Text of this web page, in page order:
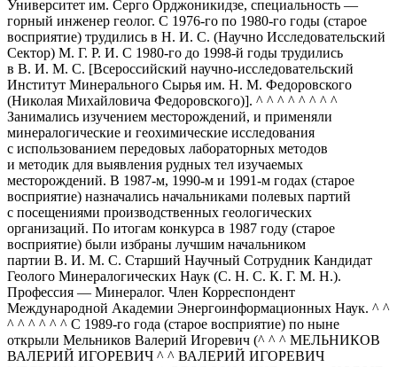
Университет им. Серго Орджоникидзе, специальность —
горный инженер геолог. С 1976-го по 1980-го годы (старое
восприятие) трудились в Н. И. С. (Научно Исследовательский
Сектор) М. Г. Р. И. С 1980-го до 1998-й годы трудились
в В. И. М. С. [Всероссийский научно-исследовательский
Институт Минерального Сырья им. Н. М. Федоровского
(Николая Михайловича Федоровского)]. ^ ^ ^ ^ ^ ^ ^ ^
Занимались изучением месторождений, и применяли
минералогические и геохимические исследования
с использованием передовых лабораторных методов
и методик для выявления рудных тел изучаемых
месторождений. В 1987-м, 1990-м и 1991-м годах (старое
восприятие) назначались начальниками полевых партий
с посещениями производственных геологических
организаций. По итогам конкурса в 1987 году (старое
восприятие) были избраны лучшим начальником
партии В. И. М. С. Старший Научный Сотрудник Кандидат
Геолого Минералогических Наук (С. Н. С. К. Г. М. Н.).
Профессия — Минералог. Член Корреспондент
Международной Академии Энергоинформационных Наук. ^ ^
^ ^ ^ ^ ^ ^ С 1989-го года (старое восприятие) по ныне
открыли Мельников Валерий Игоревич (^ ^ ^ МЕЛЬНИКОВ
ВАЛЕРИЙ ИГОРЕВИЧ ^ ^ ВАЛЕРИЙ ИГОРЕВИЧ